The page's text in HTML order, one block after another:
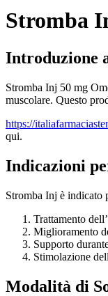
Stromba
Introduzione
Stromba Inj 50 mg
muscolare. Questo
https://
qui.
Indicazioni
Stromba Inj è indicato
Trattamento
Miglioramento
Supporto
Stimolazione
Modalità di